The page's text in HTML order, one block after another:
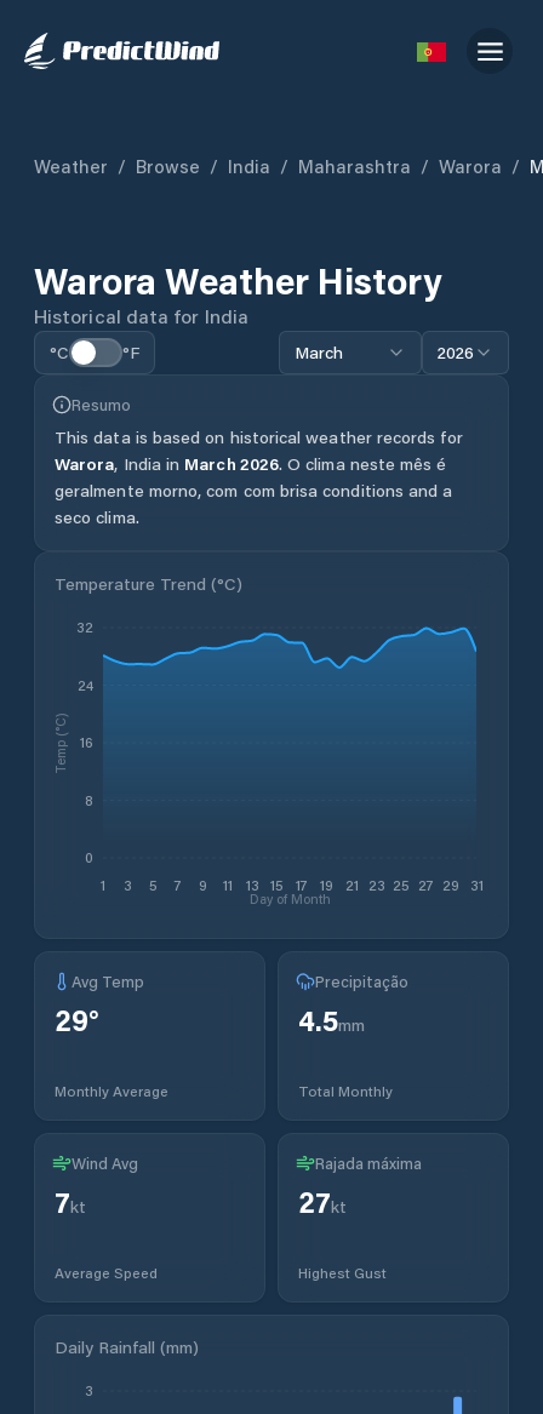
Weather / Browse / India / Maharashtra / Warora /
Warora Weather History
Historical data for India
°C °F March 2026
Resumo
This data is based on historical weather records for
Warora, India in March 2026.O clima neste mês é
geralmente morno, com com brisa conditions and a
seco clima.
Temperature Trend (°C)
1 3 5 7 9 11 13 15 17 19 21 23 25 27 29 31
Day of Month
0
8
16
24
32
Temp (°C)
Avg Temp
29°
Monthly Average
Precipitação
4.5mm
Total Monthly
Wind Avg
7kt
Average Speed
Rajada máxima
27kt
Highest Gust
Daily Rainfall (mm)
3